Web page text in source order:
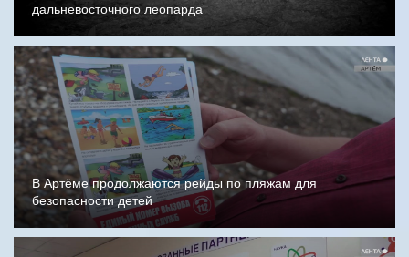
дальневосточного леопарда
В Артёме продолжаются рейды по пляжам для
безопасности детей